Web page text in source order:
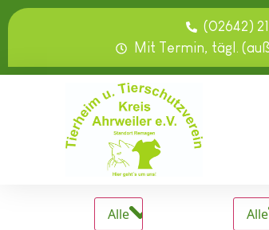
springen
(02642)
Mit Termin, tägl.
Alle
Alle